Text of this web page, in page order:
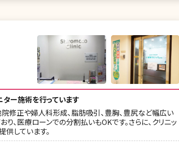
ー施術を行っています
修正や婦人科形成、脂肪吸引、豊胸、豊尻など幅広い
、医療ローンでの分割払いもOKです。さらに、クリニッ
供しています。